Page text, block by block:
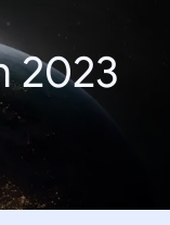
2023